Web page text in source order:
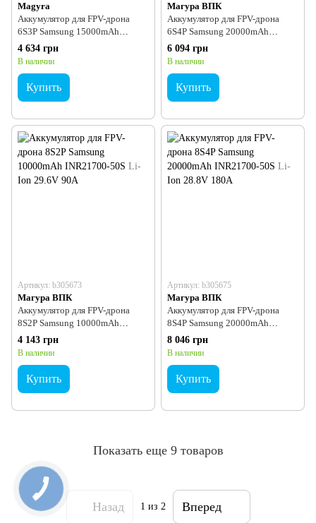
Magyra
Аккумулятор для FPV-дрона
6S3P Samsung 15000mAh
INR21700-50S Li-Ion 22.2V
135A
4 634 грн
В наличии
Купить
Магура ВПК
Аккумулятор для FPV-дрона
6S4P Samsung 20000mAh
INR21700-50S Li-Ion 22.2V
180A
6 094 грн
В наличии
Купить
Артикул: b305673
Магура ВПК
Аккумулятор для FPV-дрона
8S2P Samsung 10000mAh
INR21700-50S Li-Ion 29.6V 90A
4 143 грн
В наличии
Купить
Артикул: b305675
Магура ВПК
Аккумулятор для FPV-дрона
8S4P Samsung 20000mAh
INR21700-50S Li-Ion 28.8V
180A
8 046 грн
В наличии
Купить
Показать еще 9 товаров
Назад 1 из 2 Вперед